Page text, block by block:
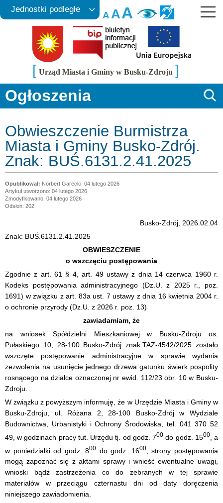
AAA
Jednostki podległe
[ Urząd Miasta i Gminy w Busku-Zdroju ]
Ogłoszenia
Obwieszczenie Burmistrza
Miasta i Gminy Busko-Zdrój.
Znak: BUŚ.6131.2.41.2025
Norbert Garecki 04 lutego 2026
Artykuł utworzono: 04 lutego 2026
Zmodyfikowano: 04 lutego 2026
Odsłon: 202
Busko-Zdrój, 2026.02.04
Znak: BUŚ.6131.2.41.2025
OBWIESZCZENIE
o wszczęciu postępowania
Zgodnie z art. 61 § 4, art. 49 ustawy z dnia 14 czerwca 1960 r.
Kodeks postępowania administracyjnego (Dz.U. z 2025 r., poz.
1691) w związku z art. 83a ust. 7 ustawy z dnia 16 kwietnia 2004 r.
o ochronie przyrody (Dz.U. z 2026 r. poz. 13)
zawiadamiam, że
na wniosek Spółdzielni Mieszkaniowej w Busku-Zdroju os.
Pułaskiego 10, 28-100 Busko-Zdrój znak:TAZ-4542/2025 zostało
wszczęte postępowanie administracyjne w sprawie wydania
zezwolenia na usunięcie jednego drzewa gatunku świerk pospolity
rosnącego na działce oznaczonej nr ewid. 112/23 obr. 10 w Busku-
Zdroju.
W związku z powyższym informuję, że w Urzędzie Miasta i Gminy w
Busku-Zdroju, ul. Różana 2, 28-100 Busko-Zdrój w Wydziale
Budownictwa, Urbanistyki i Ochrony Środowiska, tel. 041 370 52
49, w godzinach pracy tut. Urzędu tj. od godz. 700 do godz. 1500, a
w poniedziałki od godz. 800 do godz. 1600, strony postępowania
mogą zapoznać się z aktami sprawy i wnieść ewentualne uwagi,
wnioski bądź zastrzeżenia co do zebranych w tej sprawie
materiałów w przeciągu czternastu dni od daty doręczenia
niniejszego zawiadomienia.